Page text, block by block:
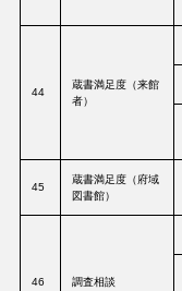
44
蔵書満足度（来館
者）
45
蔵書満足度（府域
図書館）
46 調査相談